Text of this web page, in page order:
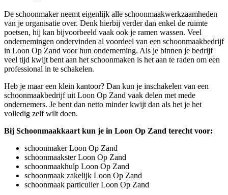
De schoonmaker neemt eigenlijk alle schoonmaakwerkzaamheden
van je organisatie over. Denk hierbij verder dan enkel de ruimte
poetsen, hij kan bijvoorbeeld vaak ook je ramen wassen. Veel
ondernemingen ondervinden al voordeel van een schoonmaakbedrijf
in Loon Op Zand voor hun onderneming. Als je binnen je bedrijf
veel tijd kwijt bent aan het schoonmaken is het aan te raden om een
professional in te schakelen.
Heb je maar een klein kantoor? Dan kun je inschakelen van een
schoonmaakbedrijf uit Loon Op Zand vaak delen met mede
ondernemers. Je bent dan netto minder kwijt dan als het je het
volledig zelf wilt doen.
Bij Schoonmaakkaart kun je in Loon Op Zand terecht voor:
schoonmaker Loon Op Zand
schoonmaakster Loon Op Zand
schoonmaakhulp Loon Op Zand
schoonmaak zakelijk Loon Op Zand
schoonmaak particulier Loon Op Zand